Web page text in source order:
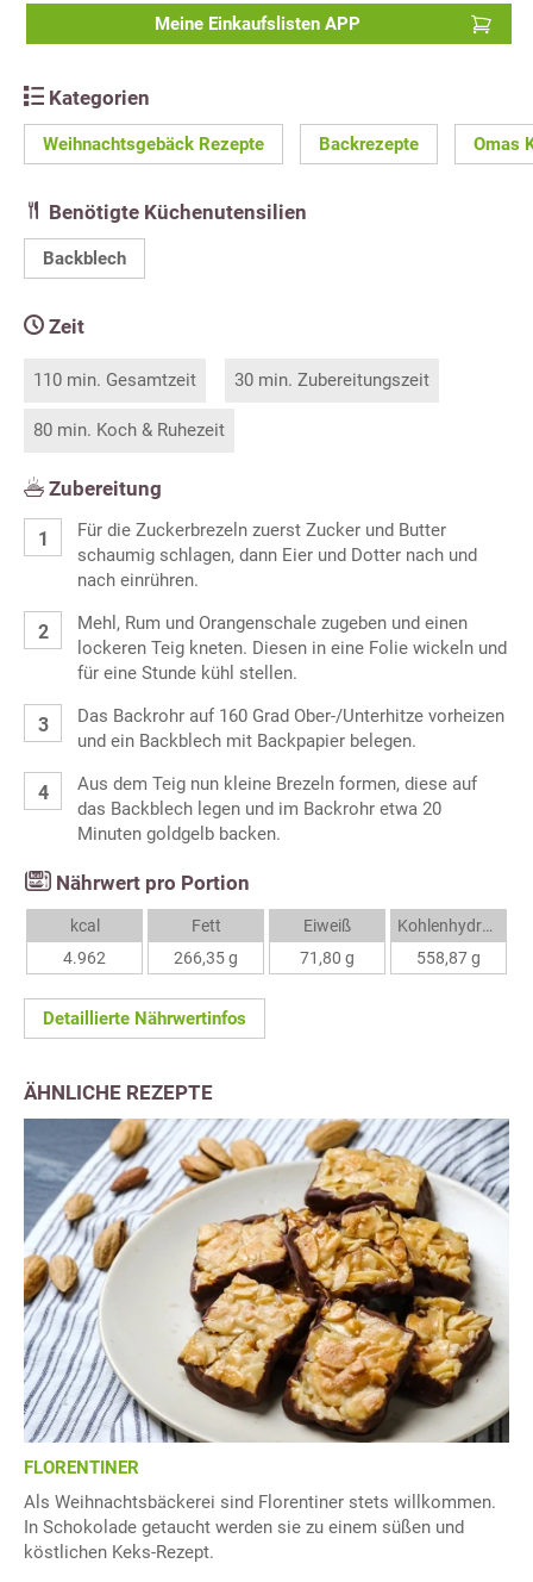
Meine Einkaufslisten APP
Kategorien
Weihnachtsgebäck Rezepte Backrezepte Omas
Benötigte Küchenutensilien
Backblech
Zeit
110 min. Gesamtzeit 30 min. Zubereitungszeit
80 min. Koch & Ruhezeit
Zubereitung
Für die Zuckerbrezeln zuerst Zucker und Butter
schaumig schlagen, dann Eier und Dotter nach und
nach einrühren.
Mehl, Rum und Orangenschale zugeben und einen
lockeren Teig kneten. Diesen in eine Folie wickeln und
für eine Stunde kühl stellen.
Das Backrohr auf 160 Grad Ober-/Unterhitze vorheizen
und ein Backblech mit Backpapier belegen.
Aus dem Teig nun kleine Brezeln formen, diese auf
das Backblech legen und im Backrohr etwa 20
Minuten goldgelb backen.
Nährwert pro Portion
kcal
4.962
Fett
266,35 g
Eiweiß
71,80 g
Kohlenhydrate
558,87 g
Detaillierte Nährwertinfos
ÄHNLICHE REZEPTE
FLORENTINER
Als Weihnachtsbäckerei sind Florentiner stets willkommen.
In Schokolade getaucht werden sie zu einem süßen und
köstlichen Keks-Rezept.